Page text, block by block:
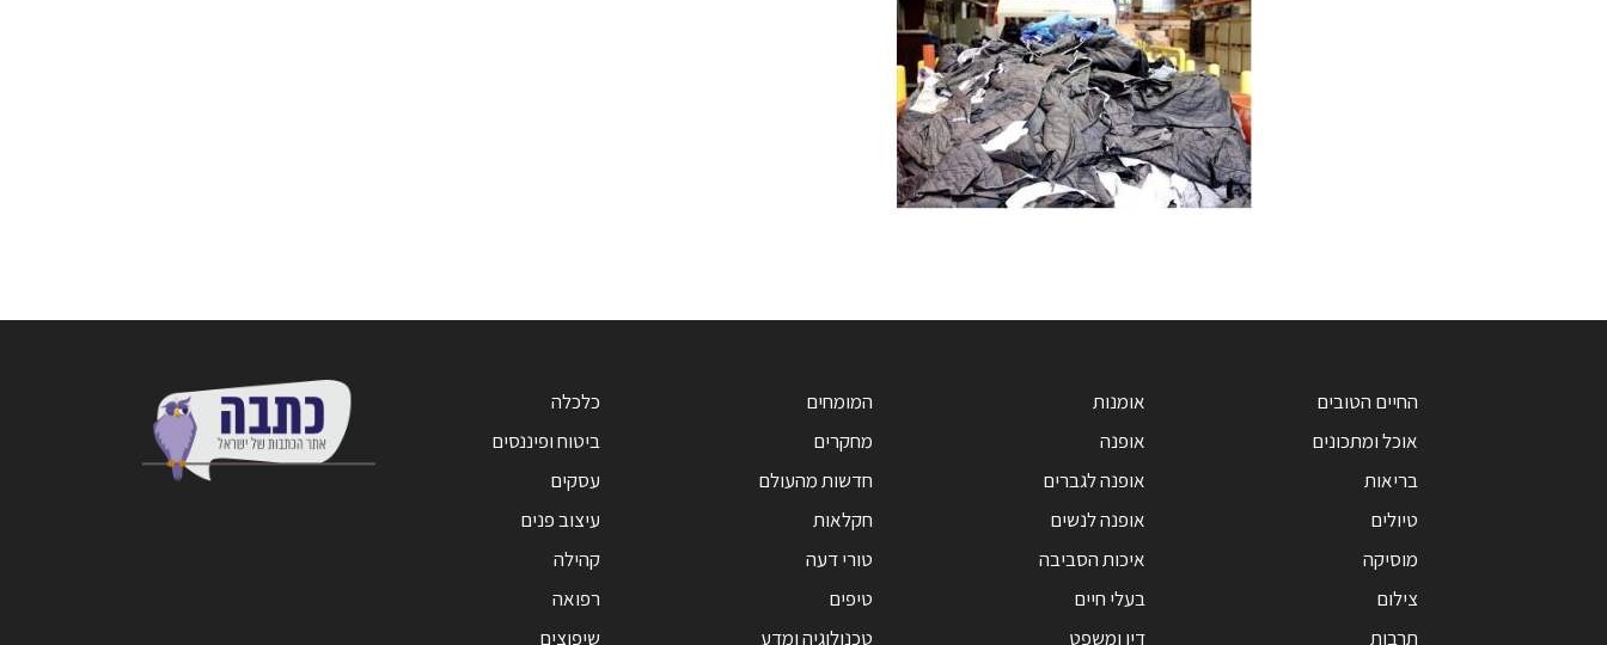
החיים הטובים
אוכל ומתכונים
בריאות
טיולים
מוסיקה
צילום
תרבות
אומנות
אופנה
אופנה לגברים
אופנה לנשים
איכות הסביבה
בעלי חיים
דין ומשפט
המומחים
מחקרים
חדשות מהעולם
חקלאות
טורי דעה
טיפים
טכנולוגיה ומדע
כלכלה
ביטוח ופיננסים
עסקים
עיצוב פנים
קהילה
רפואה
שיפוצים